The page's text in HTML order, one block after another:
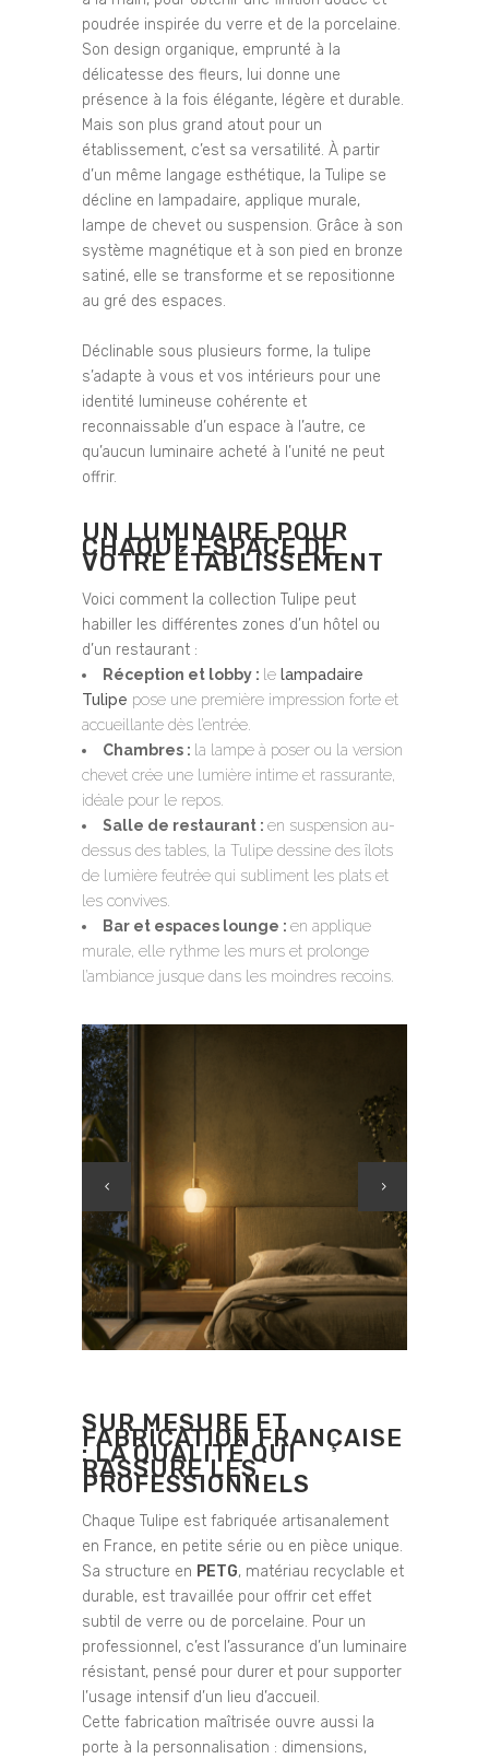
poudrée inspirée du verre et de la porcelaine.
Son design organique, emprunté à la
délicatesse des fleurs, lui donne une
présence à la fois élégante, légère et durable.
Mais son plus grand atout pour un
établissement, c’est sa versatilité. À partir
d’un même langage esthétique, la Tulipe se
décline en lampadaire, applique murale,
lampe de chevet ou suspension. Grâce à son
système magnétique et à son pied en bronze
satiné, elle se transforme et se repositionne
au gré des espaces.
Déclinable sous plusieurs forme, la tulipe
s’adapte à vous et vos intérieurs pour une
identité lumineuse cohérente et
reconnaissable d’un espace à l’autre, ce
qu’aucun luminaire acheté à l’unité ne peut
offrir.
UN LUMINAIRE POUR
CHAQUE ESPACE DE
VOTRE ÉTABLISSEMENT
Voici comment la collection Tulipe peut
habiller les différentes zones d’un hôtel ou
d’un restaurant :
Réception et lobby : le lampadaire
Tulipe pose une première impression forte et
accueillante dès l’entrée.
Chambres : la lampe à poser ou la version
chevet crée une lumière intime et rassurante,
idéale pour le repos.
Salle de restaurant : en suspension au-
dessus des tables, la Tulipe dessine des îlots
de lumière feutrée qui subliment les plats et
les convives.
Bar et espaces lounge : en applique
murale, elle rythme les murs et prolonge
l’ambiance jusque dans les moindres recoins.
SUR MESURE ET
FABRICATION FRANÇAISE
: LA QUALITÉ QUI
RASSURE LES
PROFESSIONNELS
Chaque Tulipe est fabriquée artisanalement
en France, en petite série ou en pièce unique.
Sa structure en PETG, matériau recyclable et
durable, est travaillée pour offrir cet effet
subtil de verre ou de porcelaine. Pour un
professionnel, c’est l’assurance d’un luminaire
résistant, pensé pour durer et pour supporter
l’usage intensif d’un lieu d’accueil.
Cette fabrication maîtrisée ouvre aussi la
porte à la personnalisation : dimensions,